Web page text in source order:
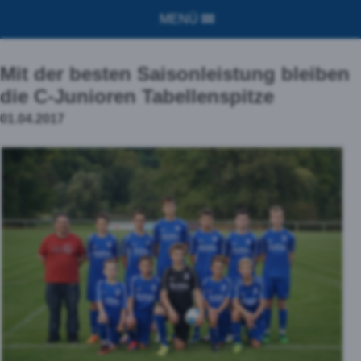
MENÜ
Mit der besten Saisonleistung bleiben
die C-Junioren Tabellenspitze
01.04.2017